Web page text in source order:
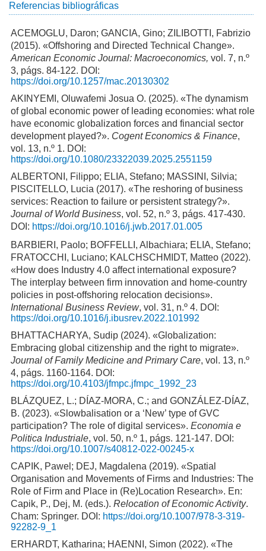
Referencias bibliográficas
ACEMOGLU, Daron; GANCIA, Gino; ZILIBOTTI, Fabrizio
(2015). «Offshoring and Directed Technical Change».
American Economic Journal: Macroeconomics, vol. 7, n.º
3, págs. 84-122. DOI:
https://doi.org/10.1257/mac.20130302
AKINYEMI, Oluwafemi Josua O. (2025). «The dynamism
of global economic power of leading economies: what role
have economic globalization forces and financial sector
development played?». Cogent Economics & Finance,
vol. 13, n.º 1. DOI:
https://doi.org/10.1080/23322039.2025.2551159
ALBERTONI, Filippo; ELIA, Stefano; MASSINI, Silvia;
PISCITELLO, Lucia (2017). «The reshoring of business
services: Reaction to failure or persistent strategy?».
Journal of World Business, vol. 52, n.º 3, págs. 417-430.
DOI: https://doi.org/10.1016/j.jwb.2017.01.005
BARBIERI, Paolo; BOFFELLI, Albachiara; ELIA, Stefano;
FRATOCCHI, Luciano; KALCHSCHMIDT, Matteo (2022).
«How does Industry 4.0 affect international exposure?
The interplay between firm innovation and home-country
policies in post-offshoring relocation decisions».
International Business Review, vol. 31, n.º 4. DOI:
https://doi.org/10.1016/j.ibusrev.2022.101992
BHATTACHARYA, Sudip (2024). «Globalization:
Embracing global citizenship and the right to migrate».
Journal of Family Medicine and Primary Care, vol. 13, n.º
4, págs. 1160-1164. DOI:
https://doi.org/10.4103/jfmpc.jfmpc_1992_23
BLÁZQUEZ, L.; DÍAZ-MORA, C.; and GONZÁLEZ-DÍAZ,
B. (2023). «Slowbalisation or a ‘New’ type of GVC
participation? The role of digital services». Economia e
Politica Industriale, vol. 50, n.º 1, págs. 121-147. DOI:
https://doi.org/10.1007/s40812-022-00245-x
CAPIK, Pawel; DEJ, Magdalena (2019). «Spatial
Organisation and Movements of Firms and Industries: The
Role of Firm and Place in (Re)Location Research». En:
Capik, P., Dej, M. (eds.). Relocation of Economic Activity.
Cham: Springer. DOI: https://doi.org/10.1007/978-3-319-
92282-9_1
ERHARDT, Katharina; HAENNI, Simon (2022). «The